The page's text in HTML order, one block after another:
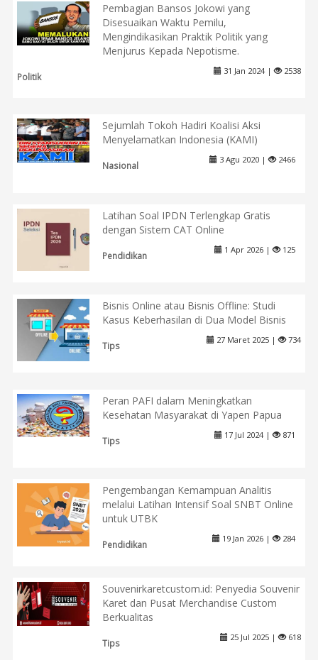
Pembagian Bansos Jokowi yang
Disesuaikan Waktu Pemilu,
Mengindikasikan Praktik Politik yang
Menjurus Kepada Nepotisme.
Politik
31 Jan 2024 | 2538
Sejumlah Tokoh Hadiri Koalisi Aksi
Menyelamatkan Indonesia (KAMI)
Nasional
3 Agu 2020 | 2466
Latihan Soal IPDN Terlengkap Gratis
dengan Sistem CAT Online
Pendidikan
1 Apr 2026 | 125
Bisnis Online atau Bisnis Offline: Studi
Kasus Keberhasilan di Dua Model Bisnis
Tips
27 Maret 2025 | 734
Peran PAFI dalam Meningkatkan
Kesehatan Masyarakat di Yapen Papua
Tips
17 Jul 2024 | 871
Pengembangan Kemampuan Analitis
melalui Latihan Intensif Soal SNBT Online
untuk UTBK
Pendidikan
19 Jan 2026 | 284
Souvenirkaretcustom.id: Penyedia Souvenir
Karet dan Pusat Merchandise Custom
Berkualitas
Tips
25 Jul 2025 | 618